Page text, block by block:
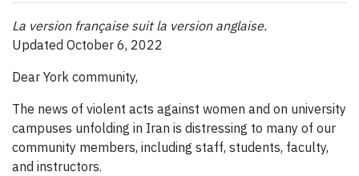
La version française suit la version anglaise.
Updated October 6, 2022
Dear York community,
The news of violent acts against women and on university
campuses unfolding in Iran is distressing to many of our
community members, including staff, students, faculty,
and instructors.